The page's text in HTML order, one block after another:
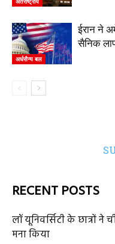
अर्धसैन्य बल
ईरान ने
सैनिक
RECENT POSTS
लॉ यूनिवर्सिटी के छात्रों
मना किया